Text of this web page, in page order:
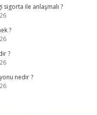
sigorta ile anlaşmalı ?
?
?
nedir ?